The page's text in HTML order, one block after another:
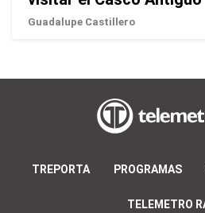
Guadalupe Castillero
TREPORTA PROGRAMAS
TELEMETRO